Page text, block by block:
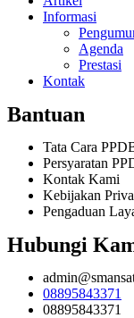
Informasi
Agenda
Prestasi
Kontak
Bantuan
Tata Cara
Persyaratan
Kontak Kami
Kebijakan
Pengaduan
Hubungi
08895843371
08895843371